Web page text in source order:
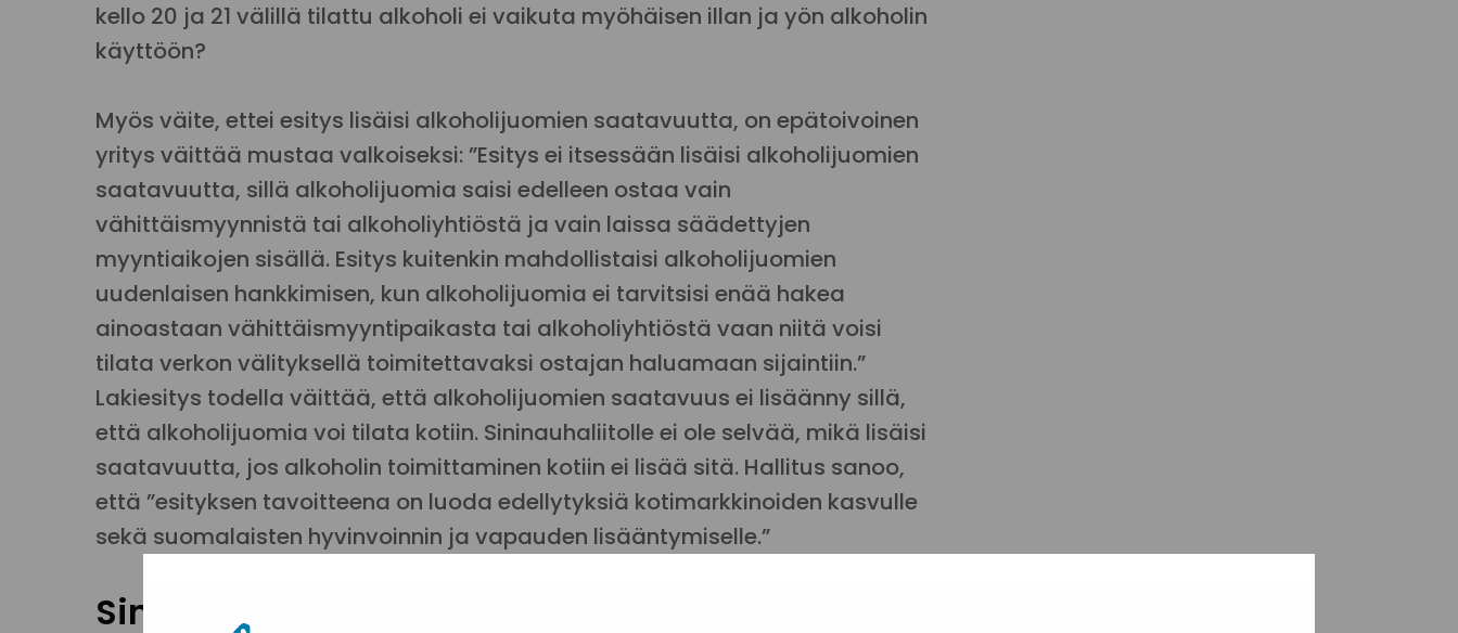
kello 20 ja 21 välillä tilattu alkoholi ei vaikuta myöhäisen illan ja yön alkoholin
käyttöön?
Myös väite, ettei esitys lisäisi alkoholijuomien saatavuutta, on epätoivoinen
yritys väittää mustaa valkoiseksi: ”Esitys ei itsessään lisäisi alkoholijuomien
saatavuutta, sillä alkoholijuomia saisi edelleen ostaa vain
vähittäismyynnistä tai alkoholiyhtiöstä ja vain laissa säädettyjen
myyntiaikojen sisällä. Esitys kuitenkin mahdollistaisi alkoholijuomien
uudenlaisen hankkimisen, kun alkoholijuomia ei tarvitsisi enää hakea
ainoastaan vähittäismyyntipaikasta tai alkoholiyhtiöstä vaan niitä voisi
tilata verkon välityksellä toimitettavaksi ostajan haluamaan sijaintiin.”
Lakiesitys todella väittää, että alkoholijuomien saatavuus ei lisäänny sillä,
että alkoholijuomia voi tilata kotiin. Sininauhaliitolle ei ole selvää, mikä lisäisi
saatavuutta, jos alkoholin toimittaminen kotiin ei lisää sitä. Hallitus sanoo,
että ”esityksen tavoitteena on luoda edellytyksiä kotimarkkinoiden kasvulle
sekä suomalaisten hyvinvoinnin ja vapauden lisääntymiselle.”
Sininauhaliitto näkee alkoholijuomien